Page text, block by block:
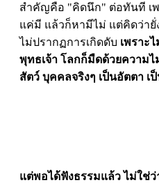
สำคัญคือ "คิดนึก" ต่อทันที เ
แค่มี แล้วก็หามีไม่ แต่คิดว่ายั่
ไม่ปรากฏการเกิดดับ เพราะ
พุทธเจ้า โลกก็มืดด้วยความ
สัตว์ บุคคลจริงๆ เป็นอัตตา เป็
แต่พอได้ฟังธรรมแล้ว ไม่ใช่